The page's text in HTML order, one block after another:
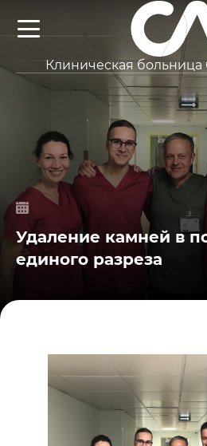
Клиническая больница
Удаление камней в
единого разреза